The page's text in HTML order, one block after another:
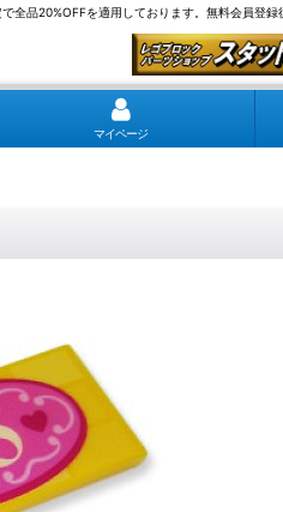
で全品20%OFFを適用しております。無料会員登
マイページ